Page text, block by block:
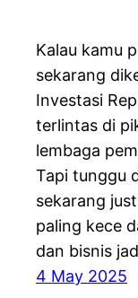
Kalau kamu
sekarang
Investasi
terlintas di
lembaga
Tapi tunggu
sekarang
paling kece
dan bisnis
4 May 2025